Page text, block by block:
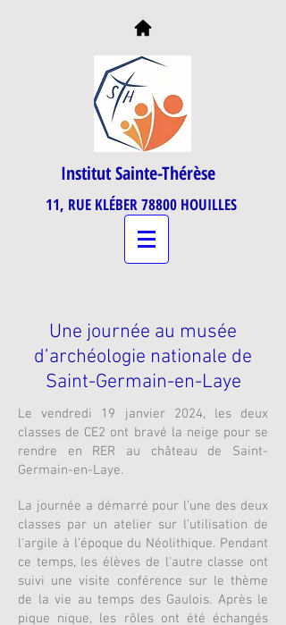
Institut Sainte-Thérèse
11, RUE KLÉBER 78800 HOUILLES
Une journée au musée
d’archéologie nationale de
Saint-Germain-en-Laye
Le vendredi 19 janvier 2024, les deux
classes de CE2 ont bravé la neige pour se
rendre en RER au château de Saint-
Germain-en-Laye.
La journée a démarré pour l’une des deux
classes par un atelier sur l’utilisation de
l'argile à l’époque du Néolithique. Pendant
ce temps, les élèves de l'autre classe ont
suivi une visite conférence sur le thème
de la vie au temps des Gaulois. Après le
pique nique, les rôles ont été échangés